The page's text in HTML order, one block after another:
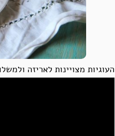
העוגיות מצויינות לאריזה